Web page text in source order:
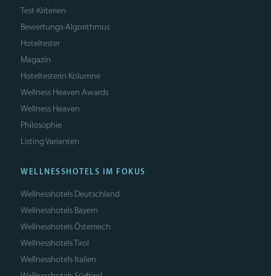
Test-Kriterien
Bewertungs-Algorithmus
Hoteltester
Magazin
Hoteltesterin Kolumne
Wellness Heaven Awards
Wellness Heaven
Philosophie
Listing Varianten
WELLNESSHOTELS IM FOKUS
Wellnesshotels Deutschland
Wellnesshotels Bayern
Wellnesshotels Österreich
Wellnesshotels Tirol
Wellnesshotels Italien